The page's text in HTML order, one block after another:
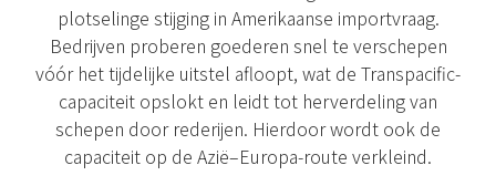
plotselinge stijging in Amerikaanse importvraag.
Bedrijven proberen goederen snel te verschepen
vóór het tijdelijke uitstel afloopt, wat de Transpacific-
capaciteit opslokt en leidt tot herverdeling van
schepen door rederijen. Hierdoor wordt ook de
capaciteit op de Azië–Europa-route verkleind.